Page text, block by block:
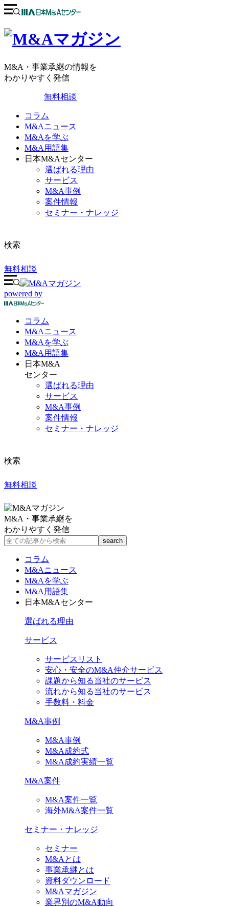
M&A・事業承継の情報を
わかりやすく発信
無料相談
コラム
M&Aニュース
M&Aを学ぶ
M&A用語集
日本M&Aセンター
選ばれる理由
サービス
M&A事例
案件情報
セミナー・ナレッジ
検索
無料相談
powered by
コラム
M&Aニュース
M&Aを学ぶ
M&A 用語集
日本M&A
センター
選ばれる理由
サービス
M&A事例
案件情報
セミナー・ナレッジ
検索
無料相談
M&A・事業承継を
わかりやすく発信
コラム
M&Aニュース
M&Aを学ぶ
M&A用語集
日本M&Aセンター
選ばれる理由
サービス
サービスリスト
安心・安全のM&A仲介サービス
課題から知る当社のサービス
流れから知る当社のサービス
手数料・料金
M&A事例
M&A事例
M&A成約式
M&A成約実績一覧
M&A案件
M&A案件一覧
海外M&A案件一覧
セミナー・ナレッジ
セミナー
M&Aとは
事業承継とは
資料ダウンロード
M&Aマガジン
業界別のM&A動向